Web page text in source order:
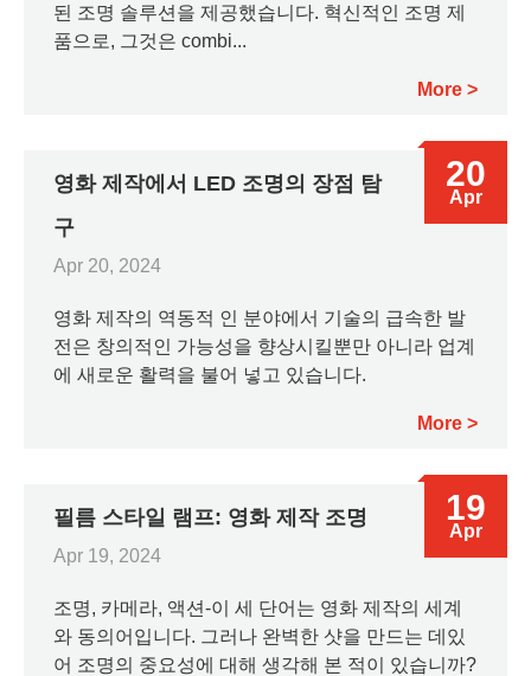
된 조명 솔루션을 제공했습니다. 혁신적인 조명 제
품으로, 그것은 combi...
More
영화 제작에서 LED 조명의 장점 탐
구
Apr 20, 2024
영화 제작의 역동적 인 분야에서 기술의 급속한 발
전은 창의적인 가능성을 향상시킬뿐만 아니라 업계
에 새로운 활력을 불어 넣고 있습니다.
More
20
Apr
필름 스타일 램프: 영화 제작 조명
Apr 19, 2024
조명, 카메라, 액션-이 세 단어는 영화 제작의 세계
와 동의어입니다. 그러나 완벽한 샷을 만드는 데있
어 조명의 중요성에 대해 생각해 본 적이 있습니까?
19
Apr